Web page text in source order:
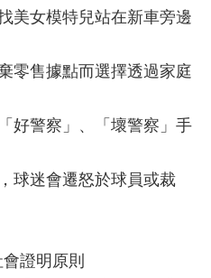
美女模特兒站在新車旁邊
零售據點而選擇透過家庭
好警察」、「壞警察」手
球迷會遷怒於球員或裁
證明原則